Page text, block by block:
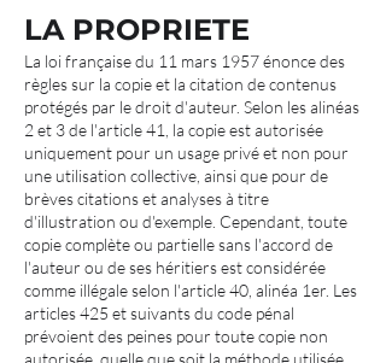
LA PROPRIETE
La loi française du 11 mars 1957 énonce des
règles sur la copie et la citation de contenus
protégés par le droit d'auteur. Selon les alinéas
2 et 3 de l'article 41, la copie est autorisée
uniquement pour un usage privé et non pour
une utilisation collective, ainsi que pour de
brèves citations et analyses à titre
d'illustration ou d'exemple. Cependant, toute
copie complète ou partielle sans l'accord de
l'auteur ou de ses héritiers est considérée
comme illégale selon l'article 40, alinéa 1er. Les
articles 425 et suivants du code pénal
prévoient des peines pour toute copie non
autorisée, quelle que soit la méthode utilisée.